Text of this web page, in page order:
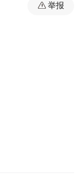
举报